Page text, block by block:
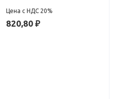
Цена с НДС 20%
820,80 ₽